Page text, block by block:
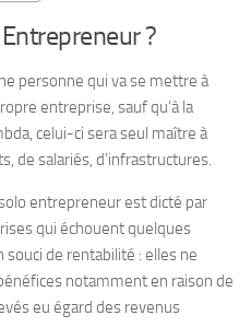
?
personne qui va se mettre à
entreprise, sauf qu’à la
celui-ci sera seul maître à
de salariés, d’infrastructures.
entrepreneur est dicté par
qui échouent quelques
de rentabilité : elles ne
notamment en raison de
eu égard des revenus